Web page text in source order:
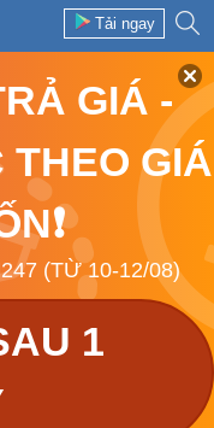
Tải ngay
GIÁ -
THEO GIÁ
(TỪ 10-12/08)
1